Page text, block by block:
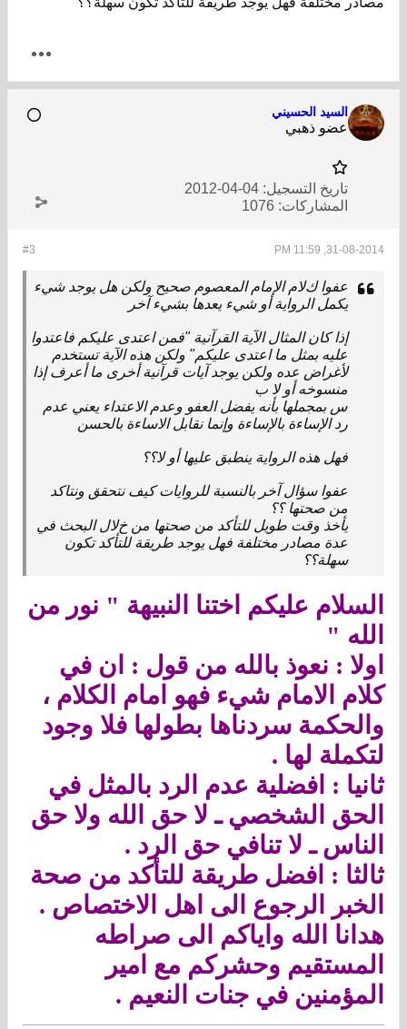
السيد الحسيني
عضو ذهبي
تاريخ التسجيل: 04-04-2012
المشاركات: 1076
#3 31-08-2014, 11:59 PM
عفوا كﻻم اﻹمام المعصوم صحيح ولكن هل يوجد شيء
يكمل الرواية أو شيء يعدها بشيء آخر
إذا كان المثال اﻵية القرآنية "فمن اعتدى عليكم فاعتدوا
عليه بمثل ما اعتدى عليكم" ولكن هذه اﻵية تستخدم
ﻷغراض عده ولكن يوجد آيات قرآنية أخرى ما أعرف إذا
منسوخه أو ﻻ ب
س بمجملها بأنه يفضل العفو وعدم اﻻعتداء يعني عدم
رد اﻹساءة باﻹساءة وإنما نقابل اﻻساءة بالحسن
فهل هذه الرواية ينطبق عليها أو ﻻ؟؟
عفوا سؤال آخر بالنسبة للروايات كيف نتحقق ونتاكد
من صحتها ؟؟
يأخذ وقت طويل للتأكد من صحتها من خﻻل البحث في
عدة مصادر مختلفة فهل يوجد طريقة للتأكد تكون
سهلة؟؟
السلام عليكم اختنا النبيهة " نور من
الله "
اولا : نعوذ بالله من قول : ان في
كلام الامام شيء فهو امام الكلام ،
والحكمة سردناها بطولها فلا وجود
لتكملة لها .
ثانيا : افضلية عدم الرد بالمثل في
الحق الشخصي ـ لا حق الله ولا حق
الناس ـ لا تنافي حق الرد .
ثالثا : افضل طريقة للتأكد من صحة
الخبر الرجوع الى اهل الاختصاص .
هدانا الله واياكم الى صراطه
المستقيم وحشركم مع امير
المؤمنين في جنات النعيم .